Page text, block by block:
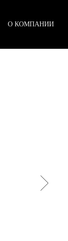
О КОМПАНИИ